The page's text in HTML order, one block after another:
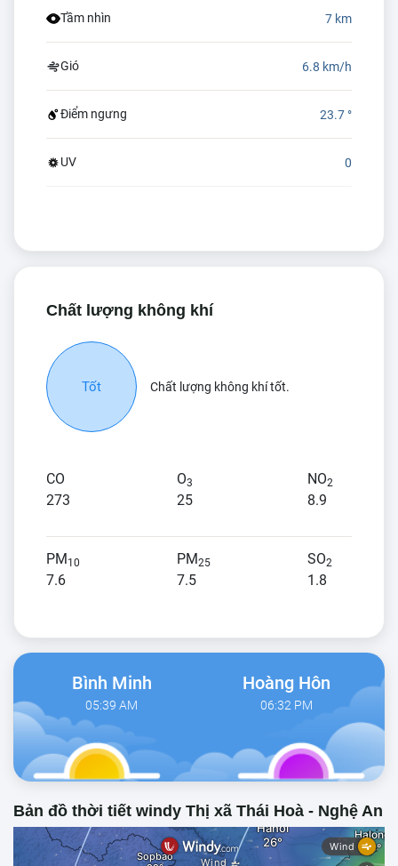
Tầm nhìn 7 km
Gió 6.8 km/h
Điểm ngưng 23.7 °
UV 0
Chất lượng không khí
Tốt Chất lượng không khí tốt.
CO
273
O3
25
NO2
8.9
PM10
7.6
PM25
7.5
SO2
1.8
Bình Minh
05:39 AM
Hoàng Hôn
06:32 PM
Bản đồ thời tiết windy Thị xã Thái Hoà - Nghệ An